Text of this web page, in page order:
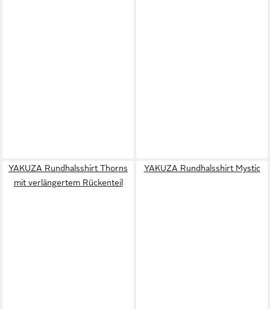
YAKUZA Rundhalsshirt Thorns
mit verlängertem Rückenteil
YAKUZA Rundhalsshirt Mystic